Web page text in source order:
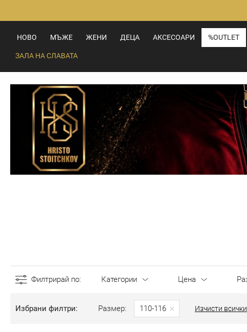
към
съдържанието
НОВО МЪЖЕ ЖЕНИ ДЕЦА АКСЕСОАРИ %OUTLET
ЗАЛА НА СЛАВАТА
Филтрирай по Категории Цена
Избрани филтри Размер 110-116 Изчисти всички